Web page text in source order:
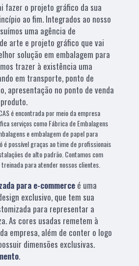
fazer o projeto gráfico da sua
ao fim. Integrados ao nosso
uma agência de
arte e projeto gráfico que vai
solução em embalagem para
trazer à existência uma
em transporte, ponto de
apresentação no ponto de venda
é encontrada por meio da empresa
serviços como Fábrica de Embalagens
e embalagem de papel para
é possível graças ao time de profissionais
de alto padrão. Contamos com
para atender nossos clientes.
para e-commerce é uma
exclusivo, que tem sua
para representar a
As cores usadas remetem à
empresa, além de conter o logo
dimensões exclusivas.
.